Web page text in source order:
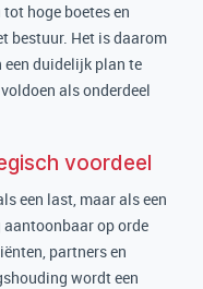
hoge boetes en
bestuur. Het is daarom
duidelijk plan te
als onderdeel
voordeel
een last, maar als een
op orde
partners en
wordt een